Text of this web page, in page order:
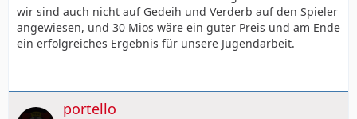
wir sind auch nicht auf Gedeih und Verderb auf den Spieler
angewiesen, und 30 Mios wäre ein guter Preis und am Ende
ein erfolgreiches Ergebnis für unsere Jugendarbeit.
portello